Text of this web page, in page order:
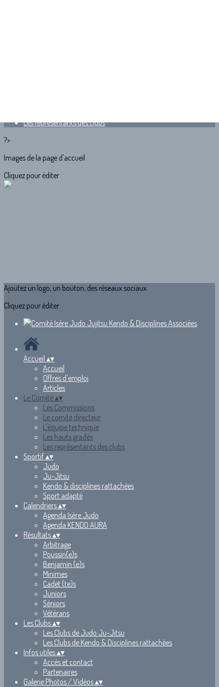
Les représentants des clubs
?>
Images de la page d'accueil
Cliquez pour éditer
Ajoutez un logo, un bouton, des réseaux sociaux
Cliquez pour éditer
Accueil ▴▾
Accueil
Offres d'emploi
Articles
Le Comité▴▾
Les Commissions
Le comité directeur
L'équipe technique
Les hauts gradés
Les représentants des clubs
Sportif▴▾
Judo
Ju-Jitsu
Kendo & disciplines rattachées
Sport adapté
Calendriers▴▾
Agenda Isère Judo
Agenda KENDO AURA
Résultats▴▾
Arbitrage
Poussin(e)s
Benjamin (e)s
Minimes
Cadet (te)s
Juniors
Séniors
Vétérans
Les Clubs▴▾
Les Clubs de Judo Ju-Jitsu
Les Clubs de Kendo & Disciplines rattachées
Infos utiles▴▾
Accès et contact
Partenaires
Galerie Photos / Vidéos▴▾